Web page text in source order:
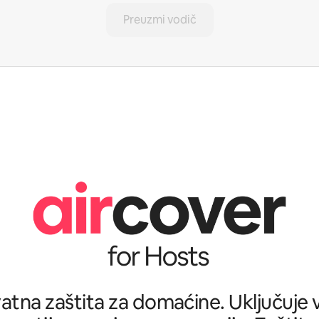
Preuzmi vodič
zaštita za domaćine. Uključuje